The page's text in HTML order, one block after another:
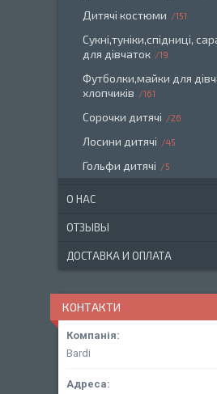
Дитячі костюми 151
Сукні,туніки,спідниці,
для дівчаток
19
Футболки,майки для
хлопчиків
161
Сорочки дитячі 26
Лосини дитячі 45
Гольфи дитячі 5
О НАС
ОТЗЫВЫ
ДОСТАВКА И ОПЛАТА
КОНТАКТИ
Bardi